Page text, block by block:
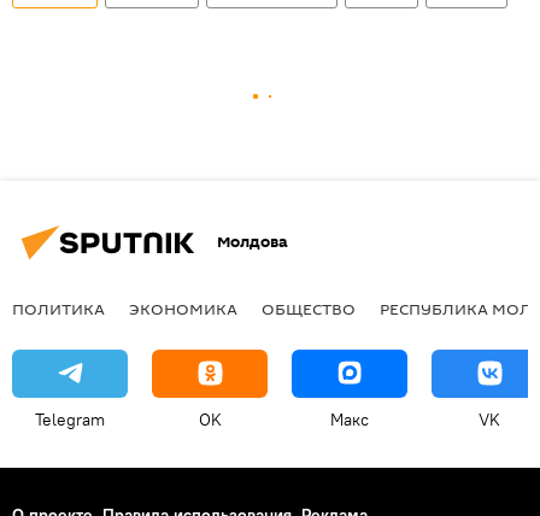
Молдова
ПОЛИТИКА ЭКОНОМИКА ОБЩЕСТВО РЕСПУБЛИКА
Telegram OK Макс VK